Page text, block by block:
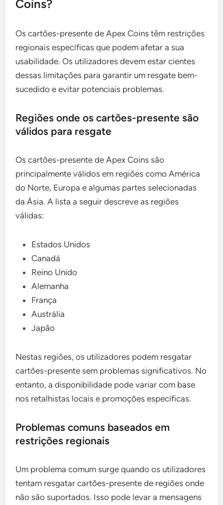
Coins?
Os cartões-presente de Apex Coins têm restrições
regionais específicas que podem afetar a sua
usabilidade. Os utilizadores devem estar cientes
dessas limitações para garantir um resgate bem-
sucedido e evitar potenciais problemas.
Regiões onde os cartões-presente são
válidos para resgate
Os cartões-presente de Apex Coins são
principalmente válidos em regiões como América
do Norte, Europa e algumas partes selecionadas
da Ásia. A lista a seguir descreve as regiões
válidas:
Estados Unidos
Canadá
Reino Unido
Alemanha
França
Austrália
Japão
Nestas regiões, os utilizadores podem resgatar
cartões-presente sem problemas significativos. No
entanto, a disponibilidade pode variar com base
nos retalhistas locais e promoções específicas.
Problemas comuns baseados em
restrições regionais
Um problema comum surge quando os utilizadores
tentam resgatar cartões-presente de regiões onde
não são suportados. Isso pode levar a mensagens